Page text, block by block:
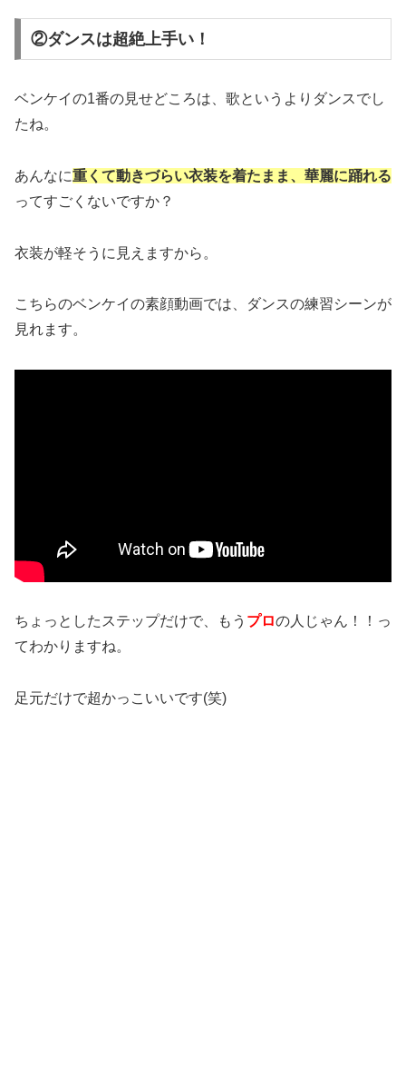
②ダンスは超絶上手い！
ベンケイの1番の見せどころは、歌というよりダンスでし
たね。
あんなに重くて動きづらい衣装を着たまま、華麗に踊れる
ってすごくないですか？
衣装が軽そうに見えますから。
こちらのベンケイの素顔動画では、ダンスの練習シーンが
見れます。
ちょっとしたステップだけで、もう プロの人じゃん！！っ
てわかりますね。
足元だけで超かっこいいです(笑)